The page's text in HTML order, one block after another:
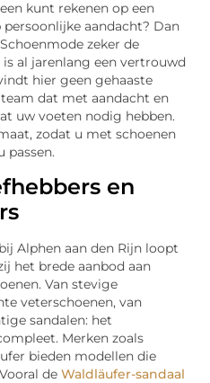
kunt rekenen op een
aandacht? Dan
zeker de
al jarenlang een vertrouwd
hier geen gehaaste
dat met aandacht en
uw voeten nodig hebben.
zodat u met schoenen
passen.
en
Alphen aan den Rijn loopt
het brede aanbod aan
Van stevige
veterschoenen, van
sandalen: het
Merken zoals
bieden modellen die
de Waldläufer-sandaal